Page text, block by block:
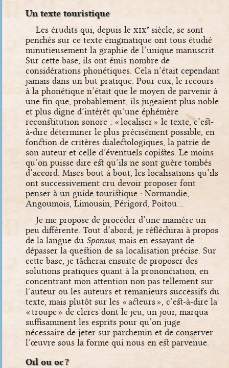
Un texte touristique
Les érudits qui, depuis le xixe siècle, se sont
penchés sur ce texte énigmatique ont tous étudié
minutieusement la graphie de l’unique manuscrit.
Sur cette base, ils ont émis nombre de
considérations phonétiques. Cela n’était cependant
jamais dans un but pratique. Pour eux, le recours
à la phonétique n’était que le moyen de parvenir à
une fin que, probablement, ils jugeaient plus noble
et plus digne d’intérêt qu’une éphémère
reconstitution sonore : « localiser » le texte, c’est-
à-dire déterminer le plus précisément possible, en
fonction de critères dialectologiques, la patrie de
son auteur et celle d’éventuels copistes. Le moins
qu’on puisse dire est qu’ils ne sont guère tombés
d’accord. Mises bout à bout, les localisations qu’ils
ont successivement cru devoir proposer font
penser à un guide touristique : Normandie,
Angoumois, Limousin, Périgord, Poitou…
Je me propose de procéder d’une manière un
peu différente. Tout d’abord, je réfléchirai à propos
de la langue du Sponsus, mais en essayant de
dépasser la question de sa localisation précise. Sur
cette base, je tâcherai ensuite de proposer des
solutions pratiques quant à la prononciation, en
concentrant mon attention non pas tellement sur
l’auteur ou les auteurs et remanieurs successifs du
texte, mais plutôt sur les « acteurs », c’est-à-dire la
« troupe » de clercs dont le jeu, un jour, marqua
suffisamment les esprits pour qu’on juge
nécessaire de jeter sur parchemin et de conserver
l’œuvre sous la forme qui nous en est parvenue.
Oïl ou oc ?